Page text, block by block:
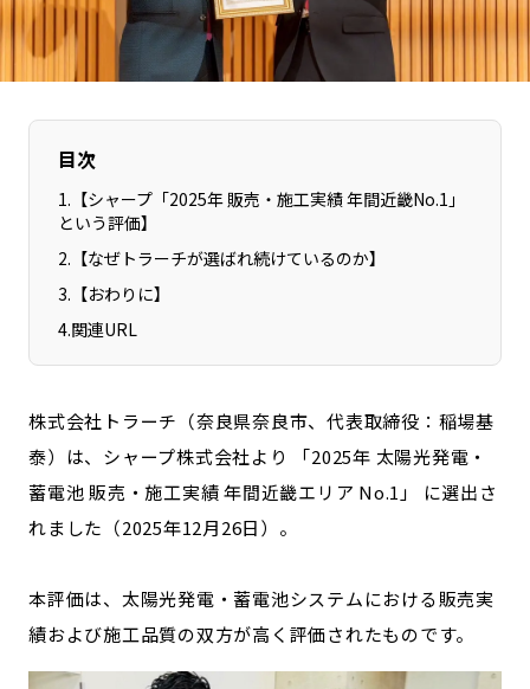
京都エリア
大阪市エリア
北摂エリア
堺・泉州エリア
河内エリア
兵庫エリア
奈良エリア
和歌山エリア
鳥取エリア
岡山エリア
広島エリア
山口エリア
香川エリア
愛媛エリア
高知エリア
佐賀エリア
宮崎エリア
鹿児島エリア
沖縄エリア
特集コンテンツ
地域を代表する 企業100選
プレスリリース
行政連携記事
MILCプロジェクト
選出企業特別対談
目次
1. 【シャープ「2025年 販売・施工実績 年間近畿No.1」
という評価】
2. 【なぜトラーチが選ばれ続けているのか】
3. 【おわりに】
4.関連URL
株式会社トラーチ（奈良県奈良市、代表取締役：稲場基
泰）は、シャープ株式会社より 「2025年 太陽光発電・
蓄電池 販売・施工実績 年間近畿エリア No.1」 に選出さ
れました（2025年12月26日）。
本評価は、太陽光発電・蓄電池システムにおける販売実
績および施工品質の双方が高く評価されたものです。